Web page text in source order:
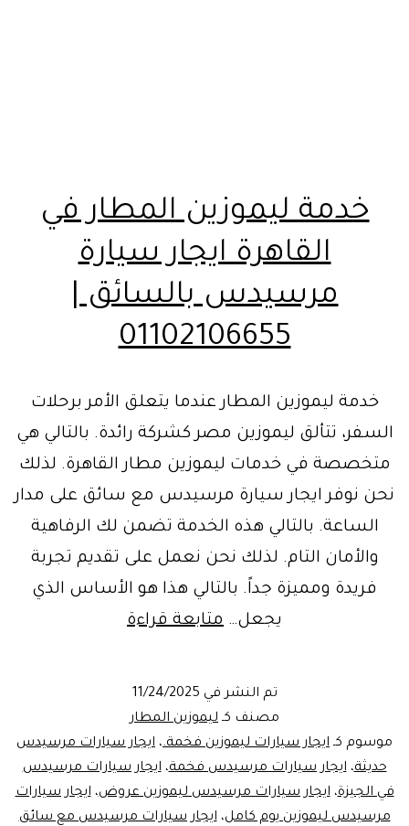
خدمة ليموزين المطار في
القاهرة ايجار سيارة
مرسيدس بالسائق |
01102106655
خدمة ليموزين المطار عندما يتعلق الأمر برحلات
السفر، تتألق ليموزين مصر كشركة رائدة. بالتالي هي
متخصصة في خدمات ليموزين مطار القاهرة. لذلك
نحن نوفر ايجار سيارة مرسيدس مع سائق على مدار
الساعة. بالتالي هذه الخدمة تضمن لك الرفاهية
والأمان التام. لذلك نحن نعمل على تقديم تجربة
فريدة ومميزة جداً. بالتالي هذا هو الأساس الذي
يجعل… متابعة قراءةخدمة
القاهرة
ايجار
تم النشر في 11/24/2025
مصنف كـ ليموزين المطار
موسوم كـ ايجار سيارات ليموزين فخمة.، ايجار سيارات مرسيدس
حديثة،ايجار سيارات مرسيدس فخمة،ايجار سيارات مرسيدس
في الجيزة،ايجار سيارات مرسيدس ليموزين عروض،ايجار سيارات
مرسيدس ليموزين يوم كامل،ايجار سيارات مرسيدس مع سائق